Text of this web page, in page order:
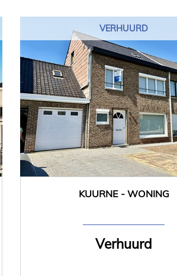
VERHUURD
172 m² 3
KUURNE - WONING
Verhuurd